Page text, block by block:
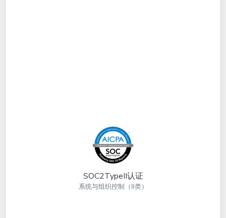
SOC2TypeII认证
系统与组织控制（Ⅱ类）